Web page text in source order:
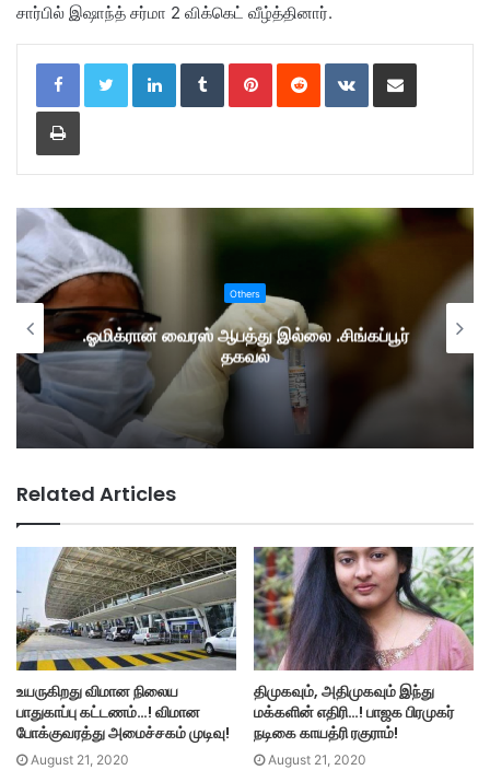
சார்பில் இஷாந்த் சர்மா 2 விக்கெட் வீழ்த்தினார்.
LinkedIn Tumblr Pinterest Reddit VKontakte
Print
Others
.ஓமிக்ரான் வைரஸ் ஆபத்து இல்லை .சிங்கப்பூர்
தகவல்
Related Articles
உயருகிறது விமான நிலைய
பாதுகாப்பு கட்டணம்…! விமான
போக்குவரத்து அமைச்சகம் முடிவு!
August 21, 2020
திமுகவும், அதிமுகவும் இந்து
மக்களின் எதிரி…! பாஜக பிரமுகர்
நடிகை காயத்ரி ரகுராம்!
August 21, 2020